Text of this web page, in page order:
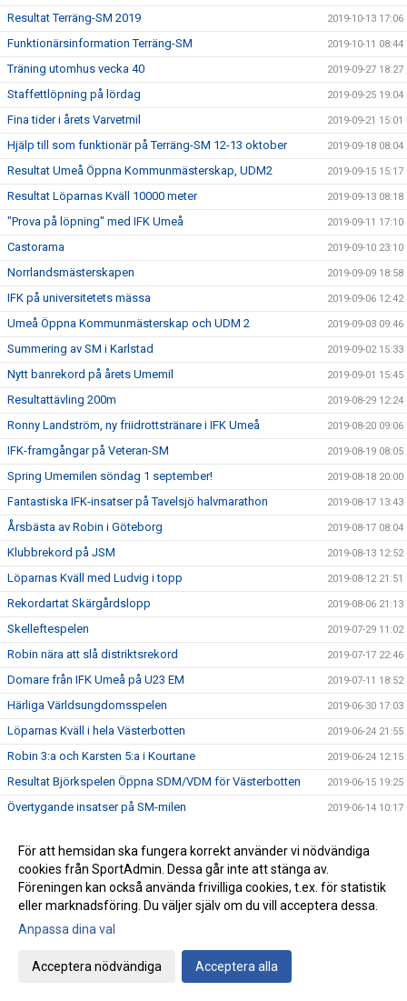
Resultat Terräng-SM 2019 2019-10-13 17:06
Funktionärsinformation Terräng-SM 2019-10-11 08:44
Träning utomhus vecka 40 2019-09-27 18:27
Staffettlöpning på lördag 2019-09-25 19:04
Fina tider i årets Varvetmil 2019-09-21 15:01
Hjälp till som funktionär på Terräng-SM 12-13 oktober 2019-09-18 08:04
Resultat Umeå Öppna Kommunmästerskap, UDM2 2019-09-15 15:17
Resultat Löparnas Kväll 10000 meter 2019-09-13 08:18
"Prova på löpning" med IFK Umeå 2019-09-11 17:10
Castorama 2019-09-10 23:10
Norrlandsmästerskapen 2019-09-09 18:58
IFK på universitetets mässa 2019-09-06 12:42
Umeå Öppna Kommunmästerskap och UDM 2 2019-09-03 09:46
Summering av SM i Karlstad 2019-09-02 15:33
Nytt banrekord på årets Umemil 2019-09-01 15:45
Resultattävling 200m 2019-08-29 12:24
Ronny Landström, ny friidrottstränare i IFK Umeå 2019-08-20 09:06
IFK-framgångar på Veteran-SM 2019-08-19 08:05
Spring Umemilen söndag 1 september! 2019-08-18 20:00
Fantastiska IFK-insatser på Tavelsjö halvmarathon 2019-08-17 13:43
Årsbästa av Robin i Göteborg 2019-08-17 08:04
Klubbrekord på JSM 2019-08-13 12:52
Löparnas Kväll med Ludvig i topp 2019-08-12 21:51
Rekordartat Skärgårdslopp 2019-08-06 21:13
Skelleftespelen 2019-07-29 11:02
Robin nära att slå distriktsrekord 2019-07-17 22:46
Domare från IFK Umeå på U23 EM 2019-07-11 18:52
Härliga Världsungdomsspelen 2019-06-30 17:03
Löparnas Kväll i hela Västerbotten 2019-06-24 21:55
Robin 3:a och Karsten 5:a i Kourtane 2019-06-24 12:15
Resultat Björkspelen Öppna SDM/VDM för Västerbotten 2019-06-15 19:25
Övertygande insatser på SM-milen 2019-06-14 10:17
Ny hälsoplattform för unga friidrottare 2019-06-09 16:41
Lag-SM kval 2019-06-03 16:47
IFK fyra på Stafett-SM 2019-05-28 21:54
Resultat från förra veckans tävlingar
IFK i Blodomloppet
För att hemsidan ska fungera korrekt använder vi nödvändiga
cookies från SportAdmin. Dessa går inte att stänga av.
Föreningen kan också använda frivilliga cookies, t.ex. för statistik
eller marknadsföring. Du väljer själv om du vill acceptera dessa.
Anpassa dina val
Acceptera nödvändiga Acceptera alla